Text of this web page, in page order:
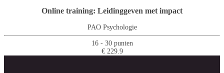
Online training: Leidinggeven met impact
PAO Psychologie
16 - 30 punten
€ 229.9